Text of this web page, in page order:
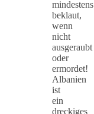
mindestens
beklaut,
wenn
nicht
ausgeraubt
oder
ermordet!
Albanien
ist
ein
dreckiges